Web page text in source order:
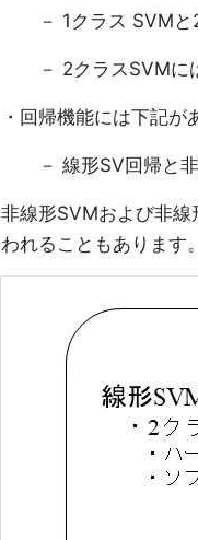
－ 1クラス SVMと2
－ 2クラスSVMには
・回帰機能には下記が
－ 線形SV回帰と非
非線形SVMおよび非
われることもあります